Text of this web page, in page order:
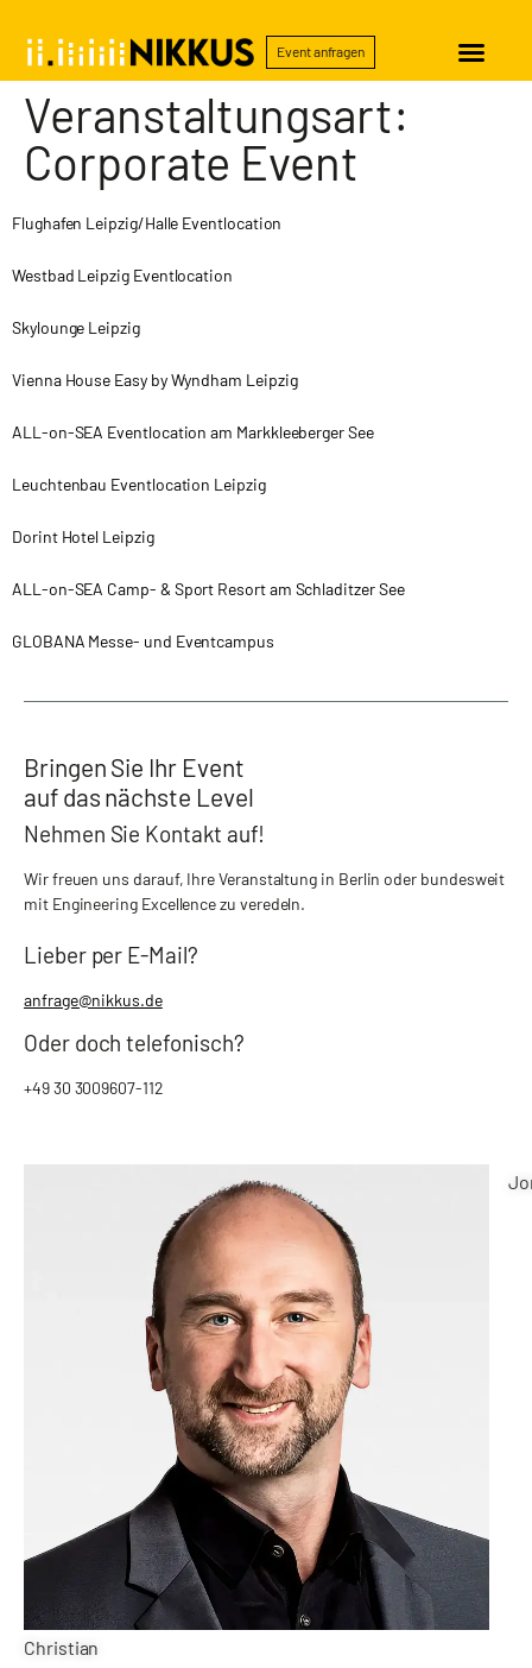
Event anfragen
Veranstaltungsart:
Corporate Event
Flughafen Leipzig/Halle Eventlocation
Westbad Leipzig Eventlocation
Skylounge Leipzig
Vienna House Easy by Wyndham Leipzig
ALL-on-SEA Eventlocation am Markkleeberger See
Leuchtenbau Eventlocation Leipzig
Dorint Hotel Leipzig
ALL-on-SEA Camp- & Sport Resort am Schladitzer See
GLOBANA Messe- und Eventcampus
Bringen Sie Ihr Event
auf das nächste Level
Nehmen Sie Kontakt auf!
Wir freuen uns darauf, Ihre Veranstaltung in Berlin oder bundesweit
mit Engineering Excellence zu veredeln.
Lieber per E-Mail?
anfrage@nikkus.de
Oder doch telefonisch?
+49 30 3009607-112
Christian